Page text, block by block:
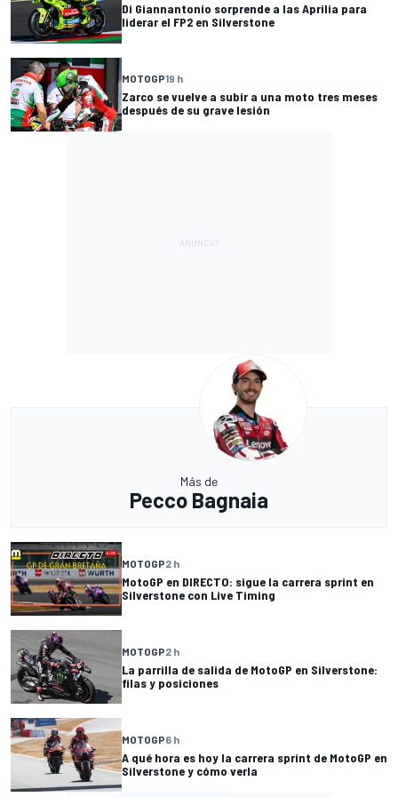
Di Giannantonio sorprende a las Aprilia para
liderar el FP2 en Silverstone
MOTOGP19 h
Zarco se vuelve a subir a una moto tres meses
después de su grave lesión
Más de
Pecco Bagnaia
MOTOGP2 h
MotoGP en DIRECTO: sigue la carrera sprint en
Silverstone con Live Timing
MOTOGP2 h
La parrilla de salida de MotoGP en Silverstone:
filas y posiciones
MOTOGP6 h
A qué hora es hoy la carrera sprint de MotoGP en
Silverstone y cómo verla